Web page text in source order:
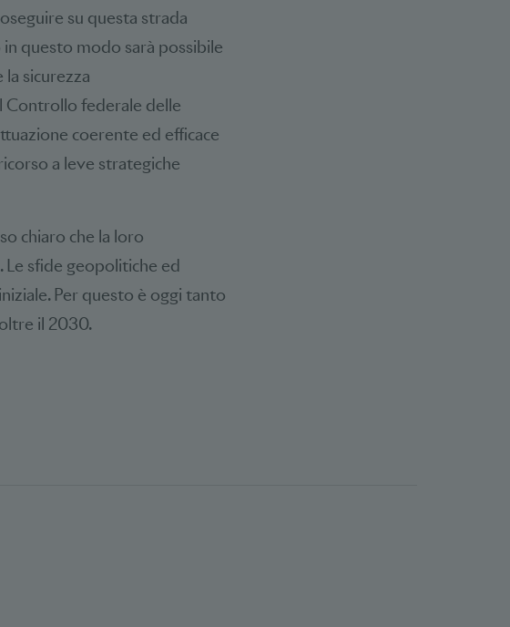
su questa strada
questo modo sarà possibile
sicurezza
Controllo federale delle
coerente ed efficace
a leve strategiche
chiaro che la loro
sfide geopolitiche ed
Per questo è oggi tanto
il 2030.